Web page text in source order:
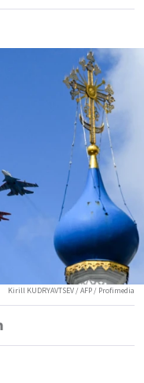
Kirill KUDRYAVTSEV / AFP / Profimedia